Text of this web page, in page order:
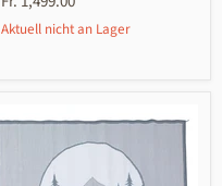
Aktuell nicht an Lager